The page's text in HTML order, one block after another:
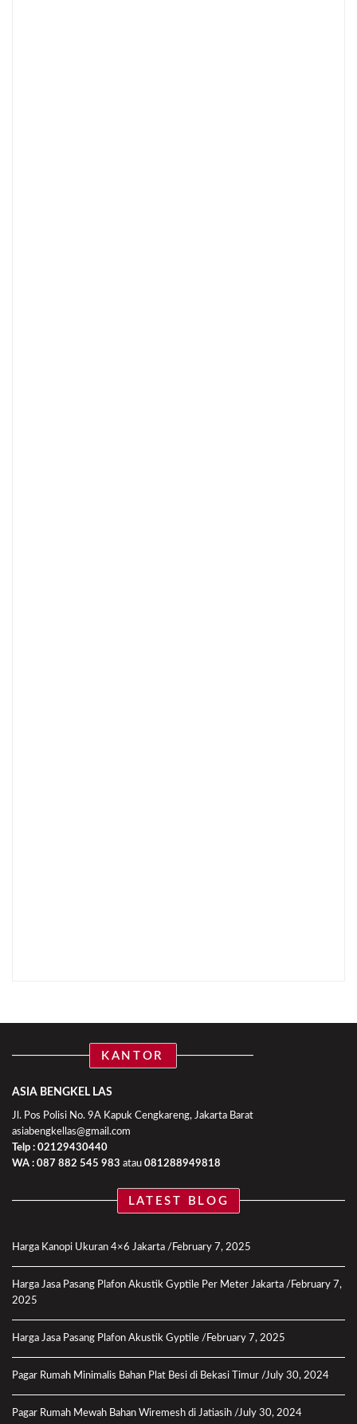
KANTOR
ASIA BENGKEL LAS
Jl. Pos Polisi No. 9A Kapuk Cengkareng, Jakarta Barat
asiabengkellas@gmail.com
Telp : 02129430440
WA : 087 882 545 983 atau 081288949818
LATEST BLOG
Harga Kanopi Ukuran 4×6 Jakarta February 7, 2025
Harga Jasa Pasang Plafon Akustik Gyptile Per Meter Jakarta
February 7,
2025
Harga Jasa Pasang Plafon Akustik Gyptile February 7, 2025
Pagar Rumah Minimalis Bahan Plat Besi di Bekasi Timur July 30, 2024
Pagar Rumah Mewah Bahan Wiremesh di Jatiasih July 30, 2024